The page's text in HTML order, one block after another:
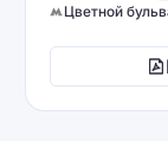
Цветной